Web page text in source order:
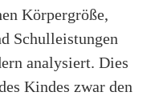
Körpergröße,
Schulleistungen
analysiert. Dies
Kindes zwar den